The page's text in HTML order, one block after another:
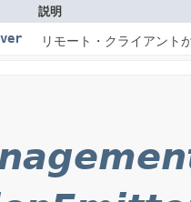
説明
リモート・クライアント